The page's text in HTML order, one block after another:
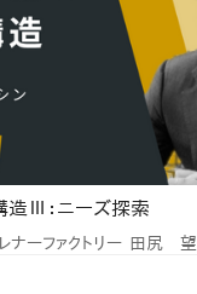
造Ⅲ：ニーズ探索
ナーファクトリー 田尻 望